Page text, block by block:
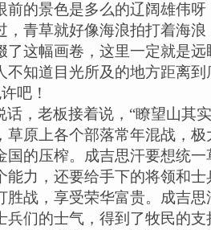
前的景色是多么的辽阔雄伟
，青草就好像海浪拍打着海
了这幅画卷，这里一定就是
不知道目光所及的地方距离
吧！
话，老板接着说，“瞭望山其
草原上各个部落常年混战，
国的压榨。成吉思汗要想统
能力，还要给手下的将领和
胜战，享受荣华富贵。成吉
兵们的士气，得到了牧民的